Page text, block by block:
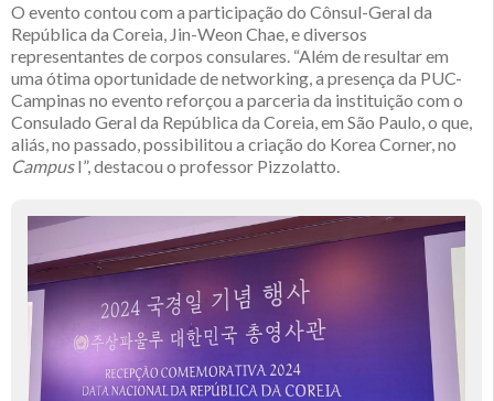
O evento contou com a participação do Cônsul-Geral da
República da Coreia, Jin-Weon Chae, e diversos
representantes de corpos consulares. “Além de resultar em
uma ótima oportunidade de networking, a presença da PUC-
Campinas no evento reforçou a parceria da instituição com o
Consulado Geral da República da Coreia, em São Paulo, o que,
aliás, no passado, possibilitou a criação do Korea Corner, no
CampusI”, destacou o professor Pizzolatto.